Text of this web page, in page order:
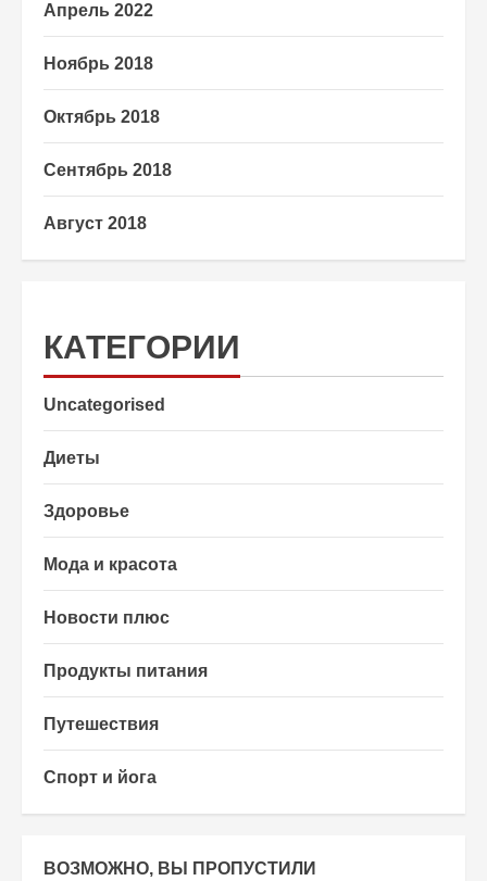
Апрель 2022
Ноябрь 2018
Октябрь 2018
Сентябрь 2018
Август 2018
КАТЕГОРИИ
Uncategorised
Диеты
Здоровье
Мода и красота
Новости плюс
Продукты питания
Путешествия
Спорт и йога
ВОЗМОЖНО, ВЫ ПРОПУСТИЛИ